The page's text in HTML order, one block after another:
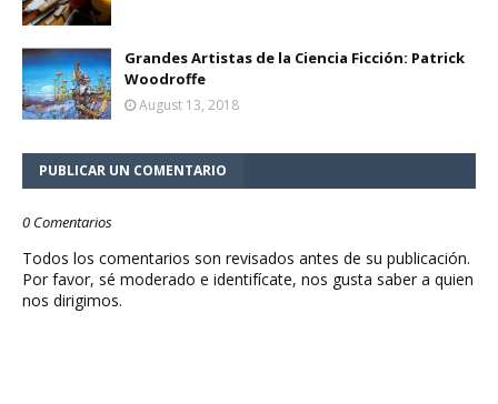
Grandes Artistas de la Ciencia Ficción: Patrick
Woodroffe
August 13, 2018
PUBLICAR UN COMENTARIO
0 Comentarios
Todos los comentarios son revisados antes de su publicación.
Por favor, sé moderado e identifícate, nos gusta saber a quien
nos dirigimos.